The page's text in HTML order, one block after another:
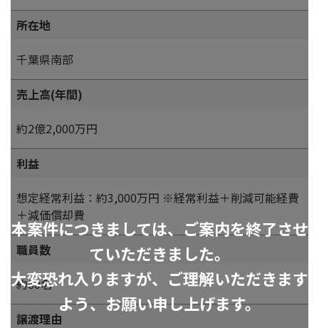
本案件につきましては、ご案内を終了させ
ていただきました。
大変恐れ入りますが、ご理解いただきます
よう、お願い申し上げます。
所在地
千葉県南部
売上高(年間)
約2億2,000万円
利益
想定経常利益：約3,000万円 ※経常利益＋削減可能経費
＋減価償却費
職員数
約60名
譲渡理由